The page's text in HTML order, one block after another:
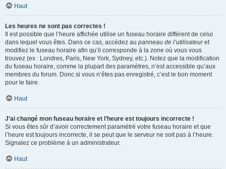
Haut
Les heures ne sont pas correctes !
Il est possible que l’heure affichée utilise un fuseau horaire différent de celui
dans lequel vous êtes. Dans ce cas, accédez au panneau de l’utilisateuret
modifiez le fuseau horaire afin qu’il corresponde à la zone où vous vous
trouvez (ex : Londres, Paris, New York, Sydney, etc.). Notez que la modification
du fuseau horaire, comme la plupart des paramètres, n’est accessible qu’aux
membres du forum. Donc si vous n’êtes pas enregistré, c’est le bon moment
pour le faire.
Haut
J’ai changé mon fuseau horaire et l’heure est toujours incorrecte !
Si vous êtes sûr d’avoir correctement paramétré votre fuseau horaire et que
l’heure est toujours incorrecte, il se peut que le serveur ne soit pas à l’heure.
Signalez ce problème à un administrateur.
Haut